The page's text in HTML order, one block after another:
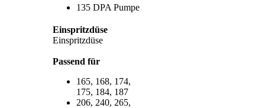
135 DPA Pumpe
Einspritzdüse
Einspritzdüse
Passend für
165, 168, 174,
175, 184, 187
206, 240, 265,